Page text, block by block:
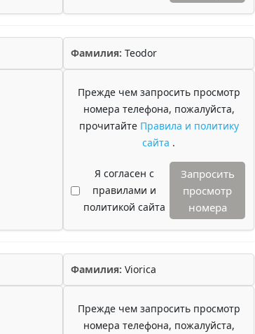
Фамилия: Teodor
Прежде чем запросить просмотр
номера телефона, пожалуйста,
прочитайте Правила и политику
сайта .
Я согласен с
правилами и
политикой сайта
Запросить
просмотр
номера
Фамилия: Viorica
Прежде чем запросить просмотр
номера телефона, пожалуйста,